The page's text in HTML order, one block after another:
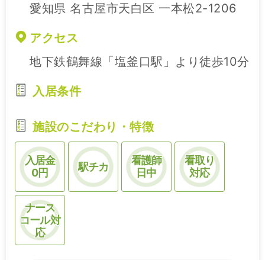
愛知県 名古屋市天白区 一本松2-1206
アクセス
地下鉄鶴舞線「塩釜口駅」より徒歩10分
入居条件
施設のこだわり・特徴
入居金
0円
駅チカ
看護師
日中
看取り
対応
ナース
コール対
応